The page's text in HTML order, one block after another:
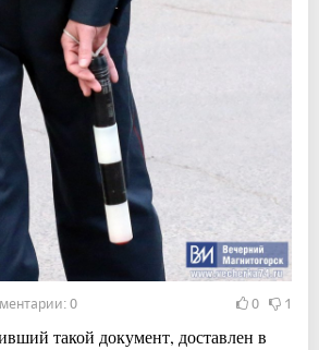
0 0 1
такой документ, доставлен в